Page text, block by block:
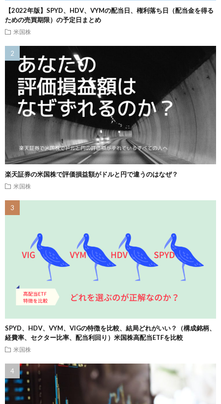
【2022年版】SPYD、HDV、VYMの配当日、権利落ち日（配当金を得る
ための売買期限）の予定日まとめ
米国株
楽天証券の米国株で評価損益額がドルと円で違うのはなぜ？
米国株
SPYD、HDV、VYM、VIGの特徴を比較、結局どれがいい？（構成銘柄、
経費率、セクター比率、配当利回り）米国株高配当ETFを比較
米国株